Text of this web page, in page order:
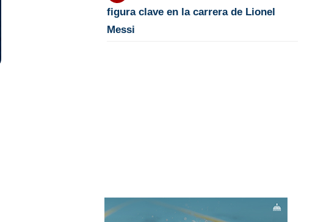
figura clave en la carrera de Lionel
Messi